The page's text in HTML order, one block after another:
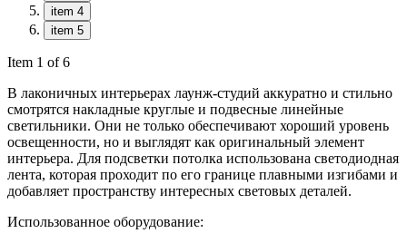
item 4
item 5
Item 1 of 6
В лаконичных интерьерах лаунж-студий аккуратно и стильно
смотрятся накладные круглые и подвесные линейные
светильники. Они не только обеспечивают хороший уровень
освещенности, но и выглядят как оригинальный элемент
интерьера. Для подсветки потолка использована светодиодная
лента, которая проходит по его границе плавными изгибами и
добавляет пространству интересных световых деталей.
Использованное оборудование: